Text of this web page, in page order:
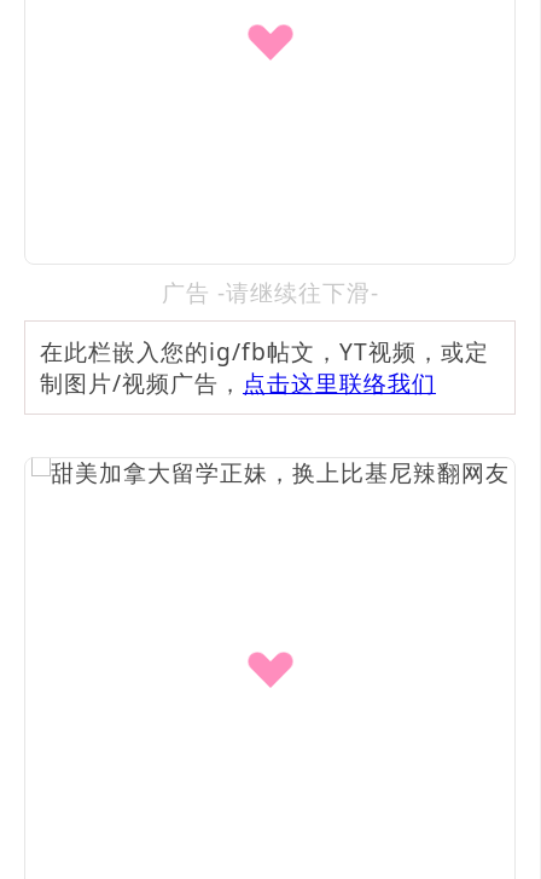
广告 -请继续往下滑-
在此栏嵌入您的ig/fb帖文，YT视频，或定
制图片/视频广告， 点击这里联络我们